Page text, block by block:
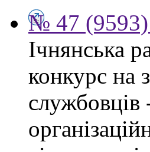
№ 47 (9593)
Ічнянська
конкурс на
службовців -